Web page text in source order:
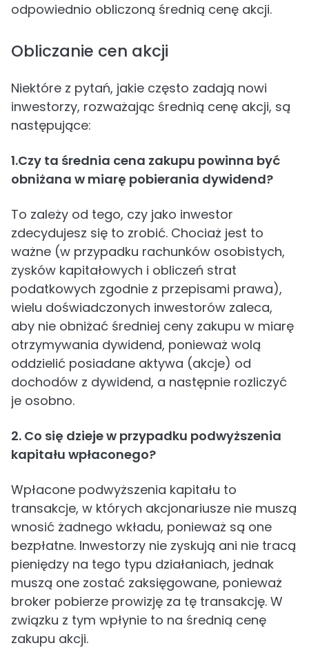
odpowiednio obliczoną średnią cenę akcji.
Obliczanie cen akcji
Niektóre z pytań, jakie często zadają nowi
inwestorzy, rozważając średnią cenę akcji, są
następujące:
1.Czy ta średnia cena zakupu powinna być
obniżana w miarę pobierania dywidend?
To zależy od tego, czy jako inwestor
zdecydujesz się to zrobić. Chociaż jest to
ważne (w przypadku rachunków osobistych,
zysków kapitałowych i obliczeń strat
podatkowych zgodnie z przepisami prawa),
wielu doświadczonych inwestorów zaleca,
aby nie obniżać średniej ceny zakupu w miarę
otrzymywania dywidend, ponieważ wolą
oddzielić posiadane aktywa (akcje) od
dochodów z dywidend, a następnie rozliczyć
je osobno.
2. Co się dzieje w przypadku podwyższenia
kapitału wpłaconego?
Wpłacone podwyższenia kapitału to
transakcje, w których akcjonariusze nie muszą
wnosić żadnego wkładu, ponieważ są one
bezpłatne. Inwestorzy nie zyskują ani nie tracą
pieniędzy na tego typu działaniach, jednak
muszą one zostać zaksięgowane, ponieważ
broker pobierze prowizję za tę transakcję. W
związku z tym wpłynie to na średnią cenę
zakupu akcji.